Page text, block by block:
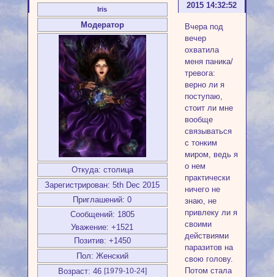
2015 14:32:52
Iris
Модератор
Откуда: столица
Зарегистрирован: 5th Dec 2015
Приглашений: 0
Сообщений: 1805
Уважение: +1521
Позитив: +1450
Пол: Женский
Возраст: 46 [1979-10-24]
Вчера под
вечер
охватила
меня паника/
тревога:
верно ли я
поступаю,
стоит ли мне
вообще
связываться
с тонким
миром, ведь я
о нем
практически
ничего не
знаю, не
привлеку ли я
своими
действиями
паразитов на
свою голову.
Потом стала